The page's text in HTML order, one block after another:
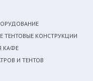
ТЕНТОВЫЕ КОНСТРУКЦИИ
КАФЕ
И ТЕНТОВ